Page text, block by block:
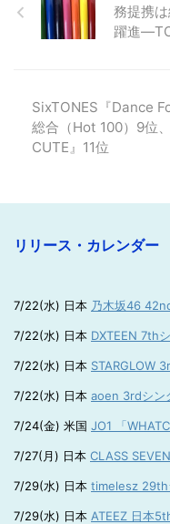
務提携
躍進
SixTONES『Dance
総合（Hot 100）9位
CUTE』11位
リリース・カレンダー
7/22(水) 日本 乃木坂46
7/22(水) 日本 DXTEEN 7th
7/22(水) 日本 STARGLOW
7/22(水) 日本 aoen 3rdシン
7/24(金) 米国 JO1 「
7/27(月) 日本 CLASS
7/29(水) 日本 timelesz 29th
7/29(水) 日本 ATEEZ 日本